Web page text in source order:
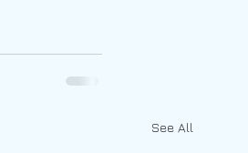
See All